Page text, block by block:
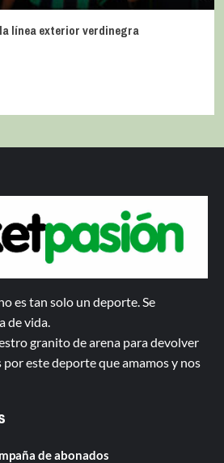
línea exterior verdinegra
es tan solo un deporte. Se
de vida.
granito de arena para devolver
este deporte que amamos y nos
de abonados